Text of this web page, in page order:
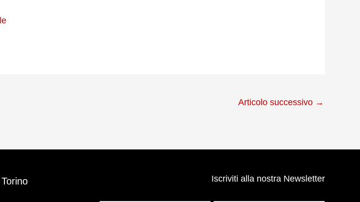
Articolo successivo →
Iscriviti alla nostra Newsletter